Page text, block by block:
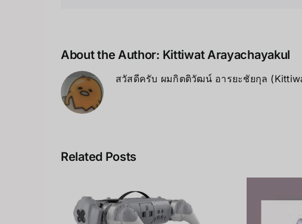
About the Author: Kittiwat Arayachayakul
สวัสดีครับ ผมกิตติวัฒน์ อารยะชัยกุล
Related Posts